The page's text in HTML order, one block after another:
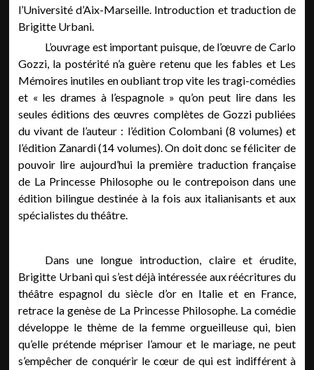
l’Université d’Aix-Marseille. Introduction et traduction de
Brigitte Urbani.
L’ouvrage est important puisque, de l’œuvre de Carlo
Gozzi, la postérité n’a guère retenu que les fables et Les
Mémoires inutiles en oubliant trop vite les tragi-comédies
et « les drames à l’espagnole » qu’on peut lire dans les
seules éditions des œuvres complètes de Gozzi publiées
du vivant de l’auteur : l’édition Colombani (8 volumes) et
l’édition Zanardi (14 volumes). On doit donc se féliciter de
pouvoir lire aujourd’hui la première traduction française
de La Princesse Philosophe ou le contrepoison dans une
édition bilingue destinée à la fois aux italianisants et aux
spécialistes du théâtre.
Dans une longue introduction, claire et érudite,
Brigitte Urbani qui s’est déjà intéressée aux réécritures du
théâtre espagnol du siècle d’or en Italie et en France,
retrace la genèse de La Princesse Philosophe. La comédie
développe le thème de la femme orgueilleuse qui, bien
qu’elle prétende mépriser l’amour et le mariage, ne peut
s’empêcher de conquérir le cœur de qui est indifférent à